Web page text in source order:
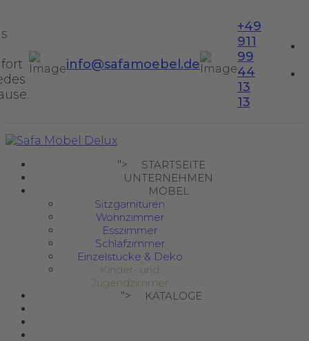
info@safamoebel.de
+49
911
99
44
13
13
">
STARTSEITE
UNTERNEHMEN
MÖBEL
Sitzgarnituren
Wohnzimmer
Esszimmer
Schlafzimmer
Einzelstücke & Deko
Kinder- und
Jugendzimmer
">
KATALOGE